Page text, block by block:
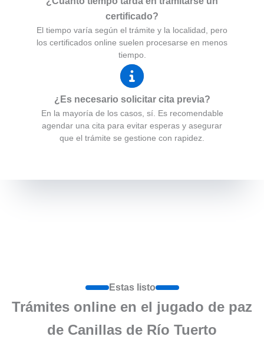
certificado?
El tiempo varía según el trámite y la localidad, pero
los certificados online suelen procesarse en menos
tiempo.
¿Es necesario solicitar cita previa?
En la mayoría de los casos, sí. Es recomendable
agendar una cita para evitar esperas y asegurar
que el trámite se gestione con rapidez.
Estas listo
Trámites online en el jugado de paz
de Canillas de Río Tuerto